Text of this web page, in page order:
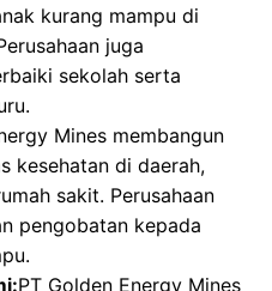
kurang mampu di
juga
sekolah serta
Mines membangun
kesehatan di daerah,
sakit. Perusahaan
pengobatan kepada
PT Golden Energy Mines